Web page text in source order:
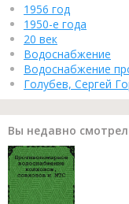
1956 год
1950-е года
20 век
Водоснабжение
Водоснабжение
Голубев, Сергей
Вы недавно